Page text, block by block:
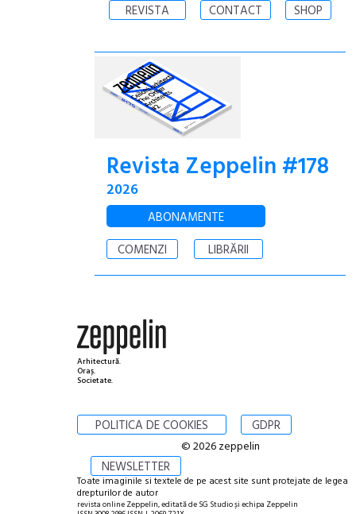
REVISTA CONTACT SHOP
Revista Zeppelin #178
2026
ABONAMENTE
COMENZI
LIBRĂRII
Arhitectură.
Oraș.
Societate.
POLITICA DE COOKIES GDPR
NEWSLETTER
© 2026 zeppelin
Toate imaginile si textele de pe acest site sunt protejate de legea
drepturilor de autor
revista online Zeppelin, editată de SG Studio și echipa Zeppelin